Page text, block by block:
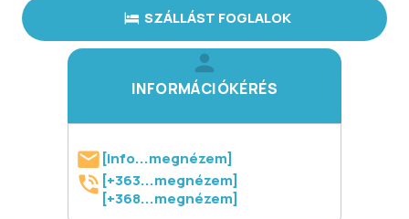
SZÁLLÁST FOGLALOK
INFORMÁCIÓKÉRÉS
[info...megnézem]
[+363...megnézem]
[+368...megnézem]